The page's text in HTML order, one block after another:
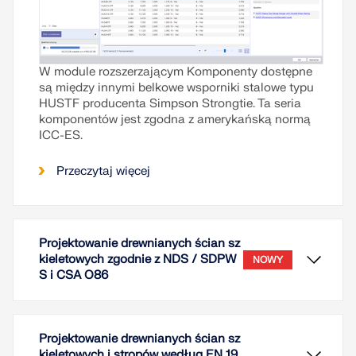
W module rozszerzającym Komponenty dostępne
są między innymi belkowe wsporniki stalowe typu
HUSTF producenta Simpson Strongtie. Ta seria
komponentów jest zgodna z amerykańską normą
ICC-ES.
Przeczytaj więcej
Projektowanie drewnianych ścian sz
kieletowych zgodnie z NDS / SDPW
S i CSA O86
NOWY
Projektowanie drewnianych ścian sz